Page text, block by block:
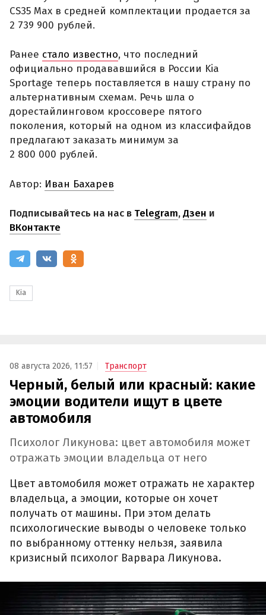
CS35 Max в средней комплектации продается за
2 739 900 рублей.
Ранее стало известно, что последний
официально продававшийся в России Kia
Sportage теперь поставляется в нашу страну по
альтернативным схемам. Речь шла о
дорестайлинговом кроссовере пятого
поколения, который на одном из классифайдов
предлагают заказать минимум за
2 800 000 рублей.
Автор: Иван Бахарев
Подписывайтесь на нас в Telegram,Дзен и
ВКонтакте
Kia
08 августа 2026, 11:57 Транспорт
Черный, белый или красный: какие
эмоции водители ищут в цвете
автомобиля
Психолог Ликунова: цвет автомобиля может
отражать эмоции владельца от него
Цвет автомобиля может отражать не характер
владельца, а эмоции, которые он хочет
получать от машины. При этом делать
психологические выводы о человеке только
по выбранному оттенку нельзя, заявила
кризисный психолог Варвара Ликунова.